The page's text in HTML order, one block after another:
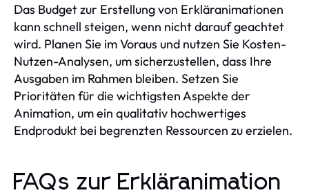
Das Budget zur Erstellung von Erkläranimationen
kann schnell steigen, wenn nicht darauf geachtet
wird. Planen Sie im Voraus und nutzen Sie Kosten-
Nutzen-Analysen, um sicherzustellen, dass Ihre
Ausgaben im Rahmen bleiben. Setzen Sie
Prioritäten für die wichtigsten Aspekte der
Animation, um ein qualitativ hochwertiges
Endprodukt bei begrenzten Ressourcen zu erzielen.
FAQs zur Erkläranimation